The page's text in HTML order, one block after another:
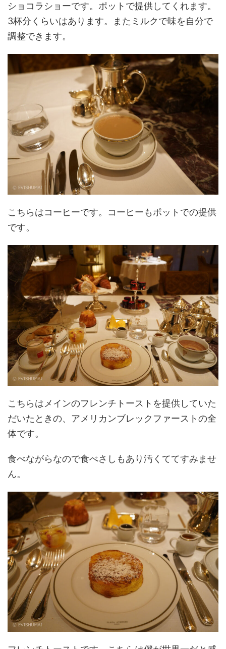
ショコラショーです。ポットで提供してくれます。
3杯分くらいはあります。またミルクで味を自分で
調整できます。
こちらはコーヒーです。コーヒーもポットでの提供
です。
こちらはメインのフレンチトーストを提供していた
だいたときの、アメリカンブレックファーストの全
体です。
食べながらなので食べさしもあり汚くててすみませ
ん。